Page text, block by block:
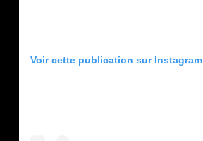
Voir cette publication sur Instagram